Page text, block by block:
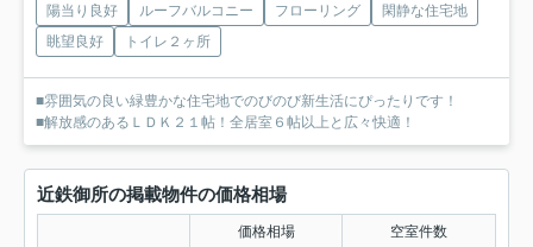
陽当り良好 ルーフバルコニー フローリング
閑静な住宅地
眺望良好
トイレ２ヶ所
■雰囲気の良い緑豊かな住宅地でのびのび新生活にぴったりです！
■解放感のあるＬＤＫ２１帖！全居室６帖以上と広々快適！
近鉄御所の掲載物件の価格相場
価格相場 空室件数